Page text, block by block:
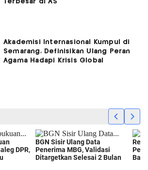
Akademisi Internasional Kumpul di
Semarang, Definisikan Ulang Peran
Agama Hadapi Krisis Global